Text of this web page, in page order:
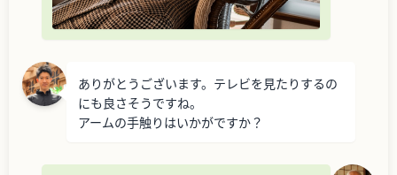
ありがとうございます。テレビを見たりするの
にも良さそうですね。
アームの手触りはいかがですか？